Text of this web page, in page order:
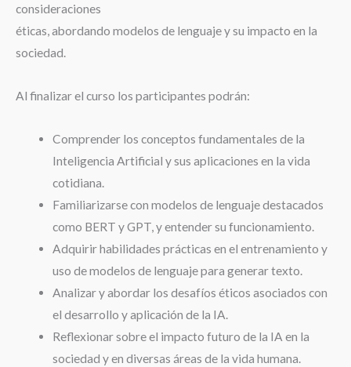
consideraciones
éticas, abordando modelos de lenguaje y su impacto en la
sociedad.
Al finalizar el curso los participantes podrán:
Comprender los conceptos fundamentales de la
Inteligencia Artificial y sus aplicaciones en la vida
cotidiana.
Familiarizarse con modelos de lenguaje destacados
como BERT y GPT, y entender su funcionamiento.
Adquirir habilidades prácticas en el entrenamiento y
uso de modelos de lenguaje para generar texto.
Analizar y abordar los desafíos éticos asociados con
el desarrollo y aplicación de la IA.
Reflexionar sobre el impacto futuro de la IA en la
sociedad y en diversas áreas de la vida humana.